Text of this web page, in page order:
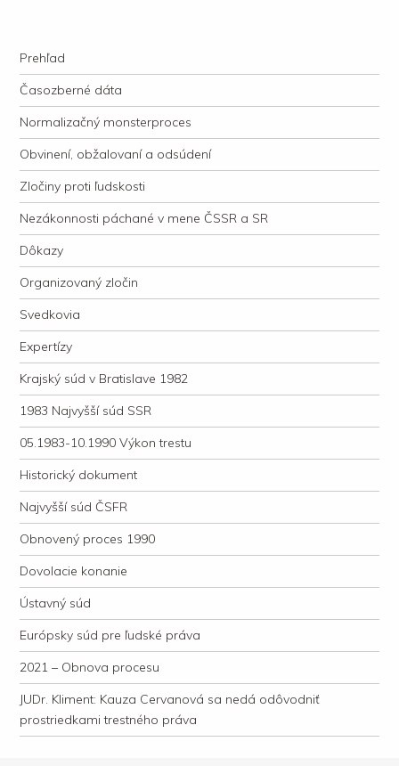
justície
Navigation
Skip to content
Prehľad
Časozberné dáta
Normalizačný monsterproces
Obvinení, obžalovaní a odsúdení
Zločiny proti ľudskosti
Nezákonnosti páchané v mene ČSSR a SR
Dôkazy
Organizovaný zločin
Svedkovia
Expertízy
Krajský súd v Bratislave 1982
1983 Najvyšší súd SSR
05.1983-10.1990 Výkon trestu
Historický dokument
Najvyšší súd ČSFR
Obnovený proces 1990
Dovolacie konanie
Ústavný súd
Európsky súd pre ľudské práva
2021 – Obnova procesu
JUDr. Kliment: Kauza Cervanová sa nedá odôvodniť
prostriedkami trestného práva